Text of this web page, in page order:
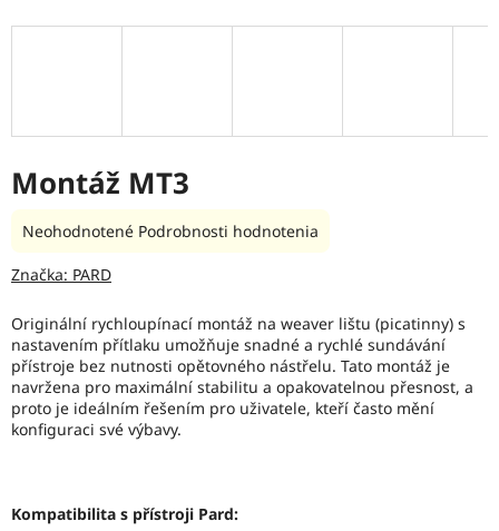
Montáž MT3
Originální rychloupínací montáž na weaver lištu (picatinny) s
nastavením přítlaku umožňuje snadné a rychlé sundávání
přístroje bez nutnosti opětovného nástřelu. Tato montáž je
navržena pro maximální stabilitu a opakovatelnou přesnost, a
proto je ideálním řešením pro uživatele, kteří často mění
konfiguraci své výbavy.
Kompatibilita s přístroji Pard:
Priemerné
produktu
0,0
z
5
hviezdičiek.
Neohodnotené Podrobnosti hodnotenia
Značka: PARD